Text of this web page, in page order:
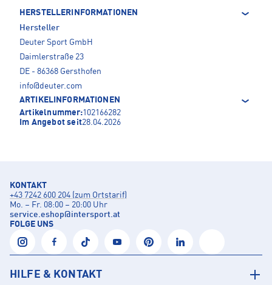
HERSTELLERINFORMATIONEN
Hersteller
Deuter Sport GmbH
Daimlerstraße 23
DE - 86368 Gersthofen
info@deuter.com
ARTIKELINFORMATIONEN
Artikelnummer:102166282
Im Angebot seit28.04.2026
KONTAKT
+43 7242 600 204 (zum Ortstarif)
Mo. – Fr. 08:00 – 20:00 Uhr
service.eshop@intersport.at
FOLGE UNS
HILFE & KONTAKT